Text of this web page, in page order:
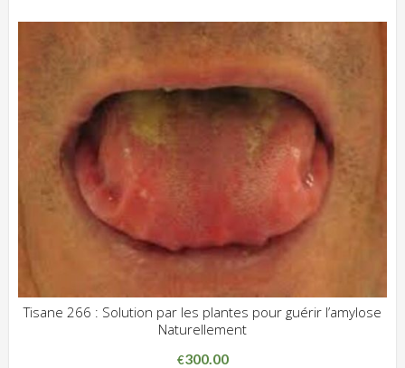
Tisane 266 : Solution par les plantes pour guérir l’amylose
Naturellement
€300.00